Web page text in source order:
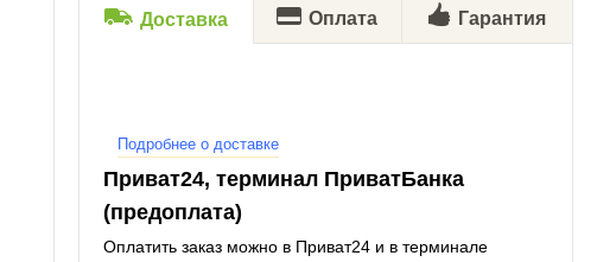
Доставка Оплата Гарантия
Подробнее о доставке
Приват24, терминал ПриватБанка
(предоплата)
Оплатить заказ можно в Приват24 и в терминале